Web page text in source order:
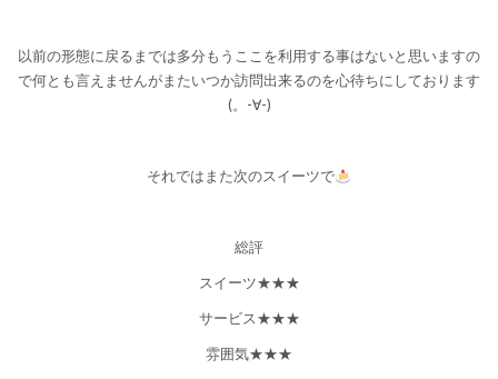
以前の形態に戻るまでは多分もうここを利用する事はないと思いますの
で何とも言えませんがまたいつか訪問出来るのを心待ちにしております
(。-∀-)
それではまた次のスイーツで
総評
スイーツ★★★
サービス★★★
雰囲気★★★